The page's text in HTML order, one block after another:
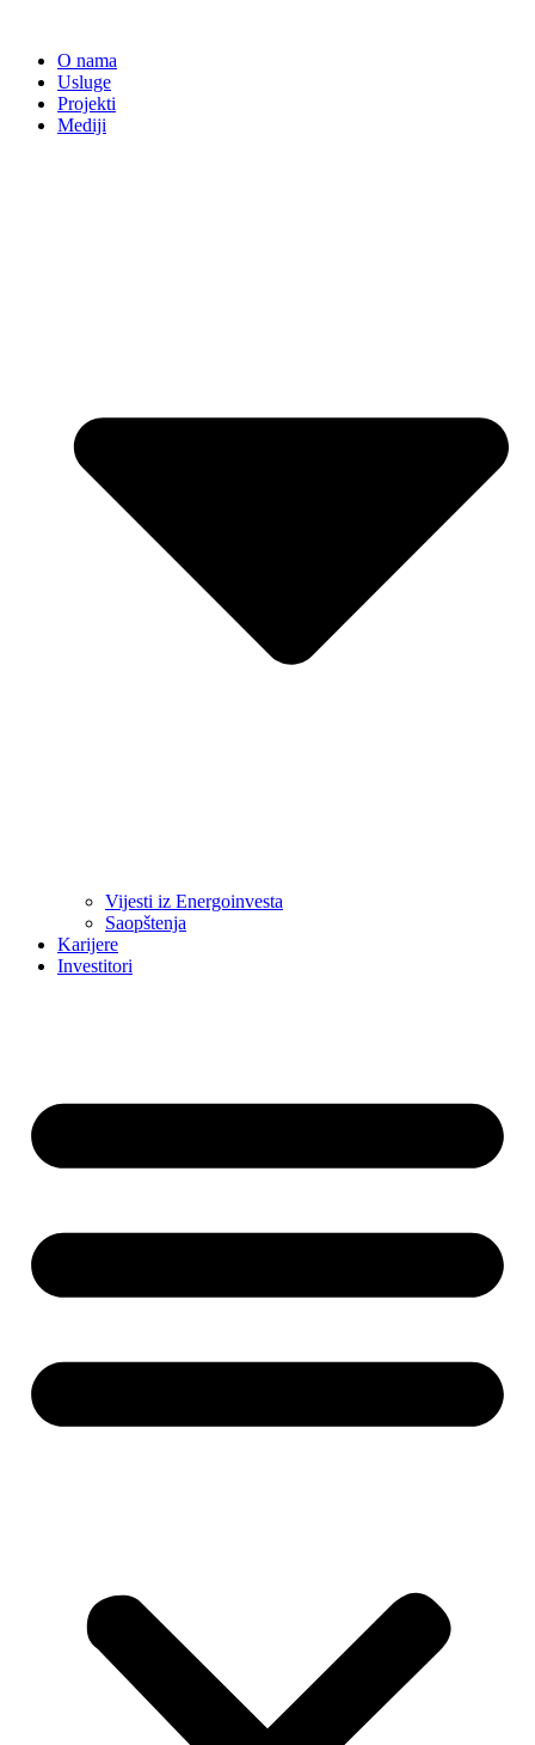
contentO nama
Usluge
Projekti
Mediji
Vijesti iz Energoinvesta
Saopštenja
Karijere
Investitori